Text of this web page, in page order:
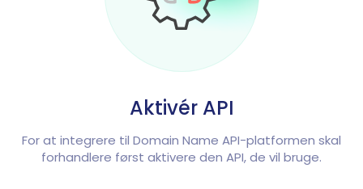
Aktivér API
For at integrere til Domain Name API-platformen skal
forhandlere først aktivere den API, de vil bruge.